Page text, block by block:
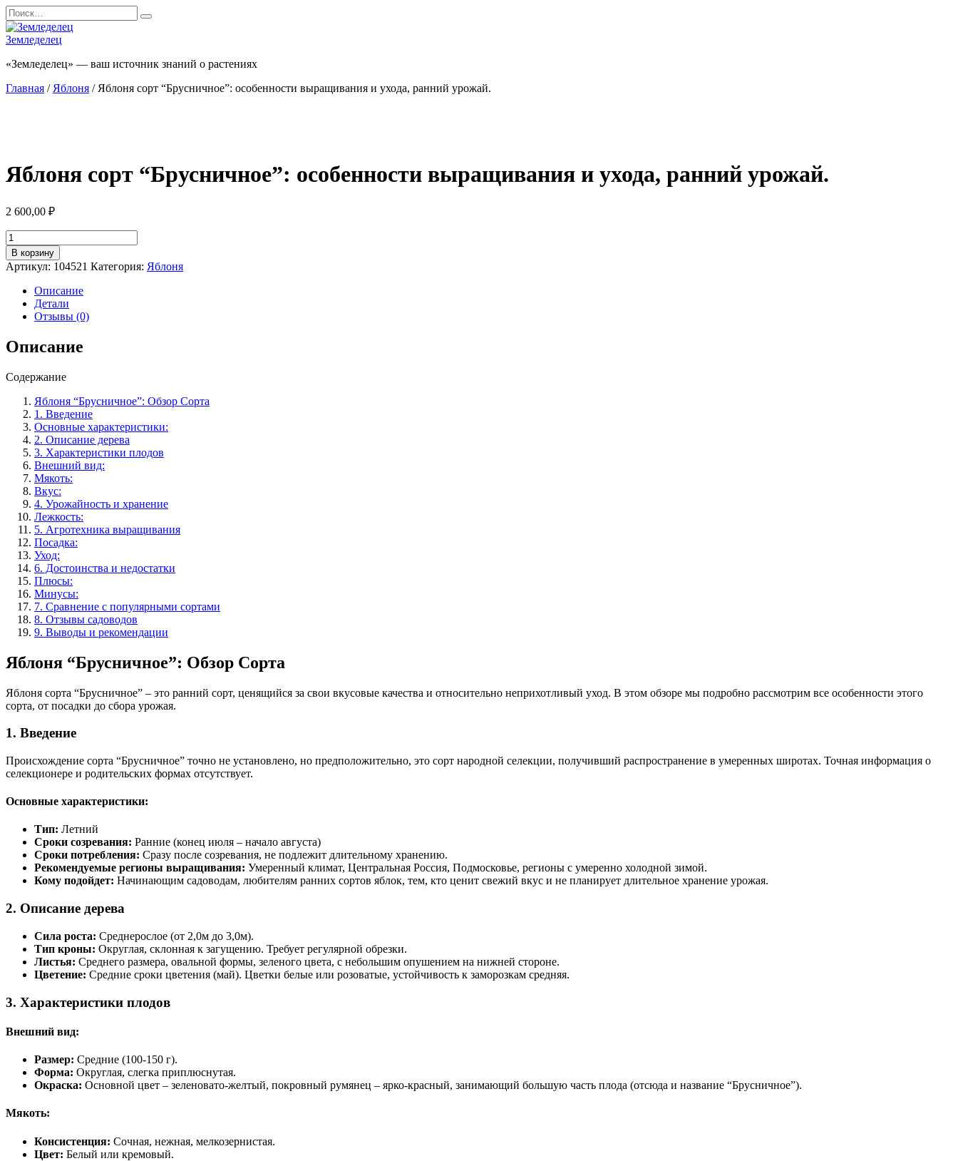
Перейти
к
содержанию
Search
for:
Земледелец
«Земледелец» — ваш источник знаний о растениях
Главная / Яблоня / Яблоня сорт “Брусничное”: особенности выращивания и ухода, ранний урожай.
Яблоня сорт “Брусничное”: особенности выращивания и ухода, ранний урожай.
2 600,00 ₽
Количество
товара
Яблоня
сорт
"Брусничное":
особенности
выращивания
ухода,
ранний
В корзину
Артикул: 104521 Категория: Яблоня
Описание
Детали
Отзывы (0)
Описание
Содержание
Яблоня “Брусничное”: Обзор Сорта
1. Введение
Основные характеристики:
2. Описание дерева
3. Характеристики плодов
Внешний вид:
Мякоть:
Вкус:
4. Урожайность и хранение
Лежкость:
5. Агротехника выращивания
Посадка:
Уход:
6. Достоинства и недостатки
Плюсы:
Минусы:
7. Сравнение с популярными сортами
8. Отзывы садоводов
9. Выводы и рекомендации
Яблоня “Брусничное”: Обзор Сорта
Яблоня сорта “Брусничное” – это ранний сорт, ценящийся за свои вкусовые качества и относительно неприхотливый уход. В этом обзоре мы подробно рассмотрим все особенности этого
сорта, от посадки до сбора урожая.
1. Введение
Происхождение сорта “Брусничное” точно не установлено, но предположительно, это сорт народной селекции, получивший распространение в умеренных широтах. Точная информация о
селекционере и родительских формах отсутствует.
Основные характеристики:
Тип: Летний
Сроки созревания: Ранние (конец июля – начало августа)
Сроки потребления: Сразу после созревания, не подлежит длительному хранению.
Рекомендуемые регионы выращивания: Умеренный климат, Центральная Россия, Подмосковье, регионы с умеренно холодной зимой.
Кому подойдет: Начинающим садоводам, любителям ранних сортов яблок, тем, кто ценит свежий вкус и не планирует длительное хранение урожая.
2. Описание дерева
Сила роста: Среднерослое (от 2,0м до 3,0м).
Тип кроны: Округлая, склонная к загущению. Требует регулярной обрезки.
Листья: Среднего размера, овальной формы, зеленого цвета, с небольшим опушением на нижней стороне.
Цветение: Средние сроки цветения (май). Цветки белые или розоватые, устойчивость к заморозкам средняя.
3. Характеристики плодов
Внешний вид:
Размер: Средние (100-150 г).
Форма: Округлая, слегка приплюснутая.
Окраска: Основной цвет – зеленовато-желтый, покровный румянец – ярко-красный, занимающий большую часть плода (отсюда и название “Брусничное”).
Мякоть:
Консистенция: Сочная, нежная, мелкозернистая.
Цвет: Белый или кремовый.